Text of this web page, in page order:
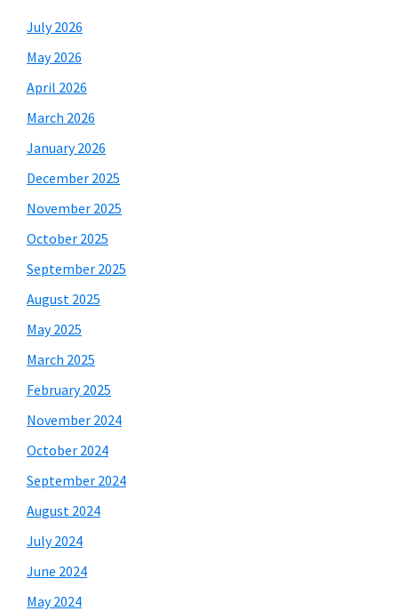
July 2026
May 2026
April 2026
March 2026
January 2026
December 2025
November 2025
October 2025
September 2025
August 2025
May 2025
March 2025
February 2025
November 2024
October 2024
September 2024
August 2024
July 2024
June 2024
May 2024